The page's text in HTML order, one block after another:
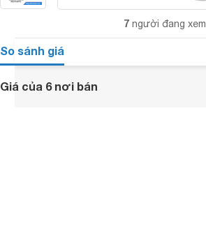
7 người đang xem
So sánh giá
Giá của 6 nơi bán